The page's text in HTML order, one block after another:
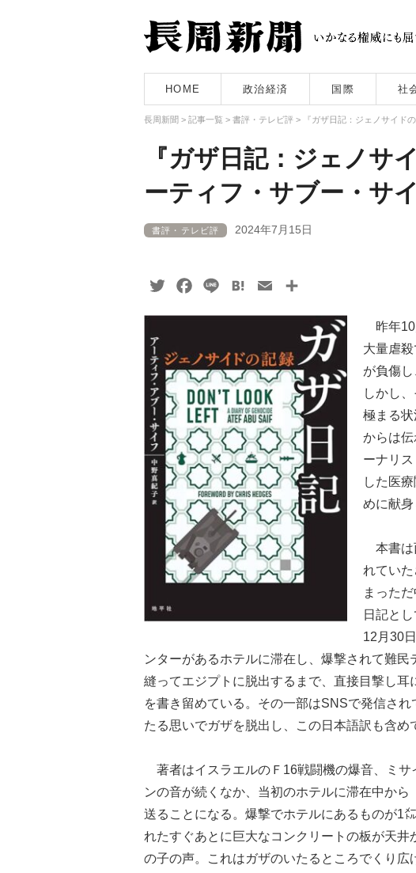
HOME 政治経済 国際 社
長周新聞 > 記事一覧 > 書評・テレビ評 > 『ガザ日記：ジェノサイ
『ガザ日記：ジェノ
ーティフ・サブー・サ
書評・テレビ評 2024年7月15日
TwitterFacebook
Line HatenaEmail
昨年10
大量虐
が負傷
しかし
極まる
からは
ーナリ
した医
めに献身
本書は
れてい
まった
日記と
12月30
ンターがあるホテルに滞在し、爆撃されて難
縫ってエジプトに脱出するまで、直接目撃し
を書き留めている。その一部はSNSで発信さ
たる思いでガザを脱出し、この日本語訳も含め
著者はイスラエルのＦ16戦闘機の爆音、ミサ
ンの音が続くなか、当初のホテルに滞在中か
送ることになる。爆撃でホテルにあるものが1
れたすぐあとに巨大なコンクリートの板が天
の子の声。これはガザのいたるところでくり広